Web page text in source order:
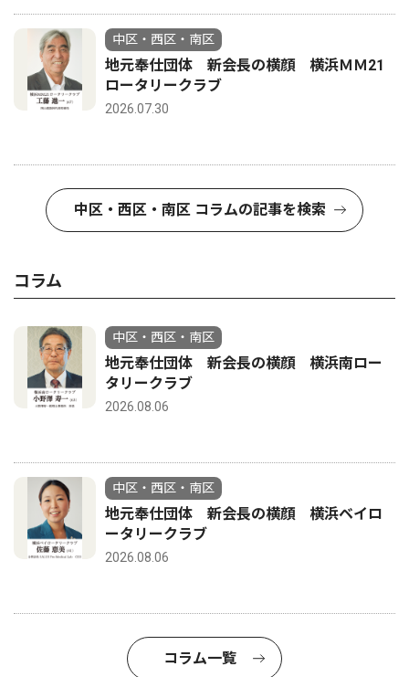
中区・西区・南区
地元奉仕団体 新会長の横顔 横浜ＭＭ21
ロータリークラブ
2026.07.30
中区・西区・南区 コラムの記事を検索
コラム
中区・西区・南区
地元奉仕団体 新会長の横顔 横浜南ロー
タリークラブ
2026.08.06
中区・西区・南区
地元奉仕団体 新会長の横顔 横浜ベイロ
ータリークラブ
2026.08.06
コラム一覧